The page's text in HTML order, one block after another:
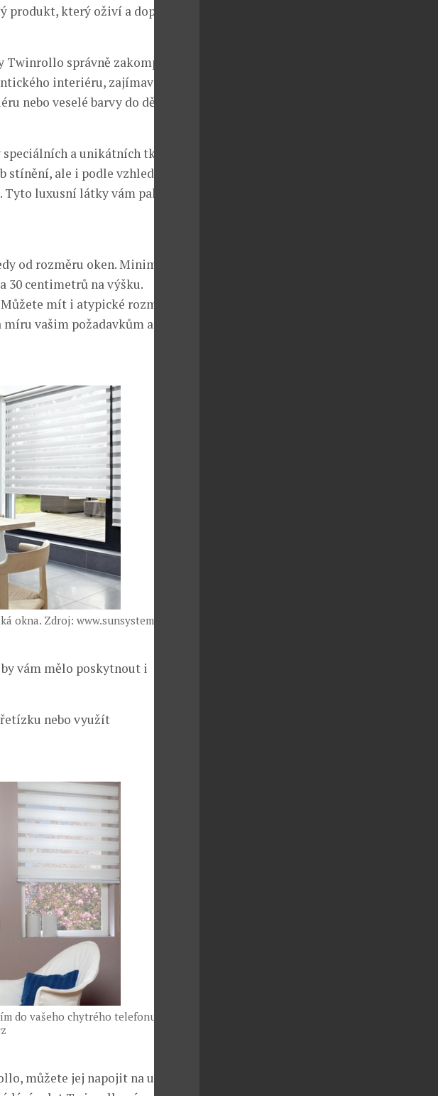
produkt, který oživí a doplní
správně zakomponovat
interiéru, zajímavé černé
nebo veselé barvy do dětského
a unikátních tkanin.
ale i podle vzhledu dané
Tyto luxusní látky vám pak
od rozměru oken. Minimální
30 centimetrů na výšku.
mít i atypické rozměry
vašim požadavkům a
Zdroj: www.sunsystem.cz
vám mělo poskytnout i
nebo využít
do vašeho chytrého telefonu. Zdroj:
můžete jej napojit na unikátní